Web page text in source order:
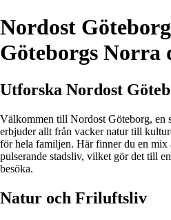
Nordost
Göteborgs Norra
Utforska Nordost
Välkommen till Nordost Göteborg, en
erbjuder allt från vacker natur till
för hela familjen. Här finner du en mix
pulserande stadsliv, vilket gör det till
besöka.
Natur och Friluftsliv